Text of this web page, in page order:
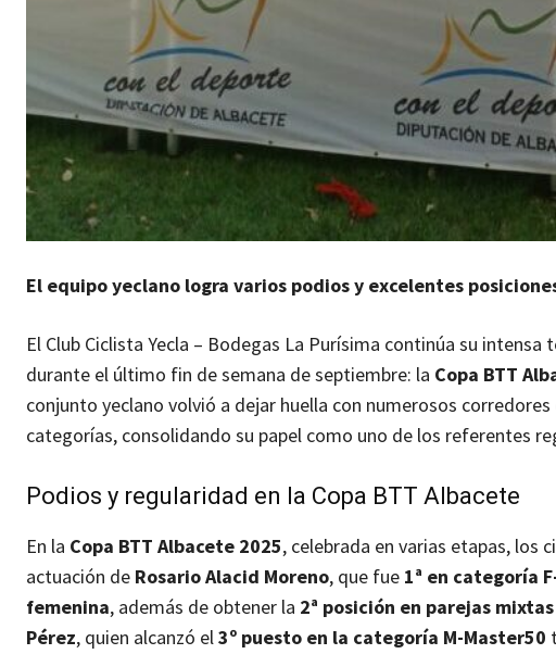
El equipo yeclano logra varios podios y excelentes
El Club Ciclista Yecla – Bodegas La Purísima continúa su
durante el último fin de semana de septiembre: la Copa BTT
conjunto yeclano volvió a dejar huella con numerosos
categorías, consolidando su papel como uno de los referentes
Podios y regularidad en la Copa BTT Albacete
En la Copa BTT Albacete 2025, celebrada en varias etapas, los
actuación de Rosario Alacid Moreno, que fue 1ª en categoría
femenina, además de obtener la 2ª posición en parejas mixtas
Pérez, quien alcanzó el3º puesto en la categoría M-Master50